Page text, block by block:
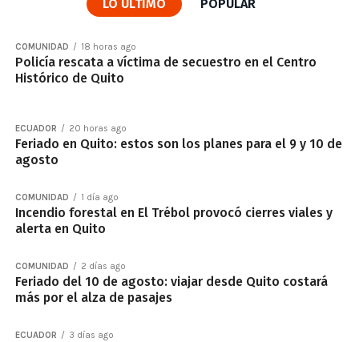
LO ÚLTIMO POPULAR
COMUNIDAD 18 horas ago
Policía rescata a víctima de secuestro en el Centro
Histórico de Quito
ECUADOR 20 horas ago
Feriado en Quito: estos son los planes para el 9 y 10 de
agosto
COMUNIDAD 1 día ago
Incendio forestal en El Trébol provocó cierres viales y
alerta en Quito
COMUNIDAD 2 días ago
Feriado del 10 de agosto: viajar desde Quito costará
más por el alza de pasajes
ECUADOR 3 días ago